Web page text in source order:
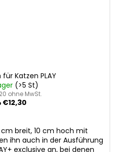
Katzen PLAY
(>5 St)
ohne MwSt.
€12,30
cm breit, 10 cm hoch mit
ihn auch in der Ausführung
exclusive an, bei denen